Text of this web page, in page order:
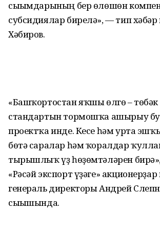
сығымдарының бер өлөшөн
субсидиялар бирелә», — тип
Хәбиров.
«Башҡортостан яҡшы өлгө – төбәк
стандартын тормошҡа ашырыу
проектҡа инде. Кесе һәм урта
бөтә саралар һәм ҡоралдар
тырышлыҡ үҙ һөҙөмтәләрен
«Рәсәй экспорт үҙәге» акционерҙар
генераль директоры Андрей
сығышында.